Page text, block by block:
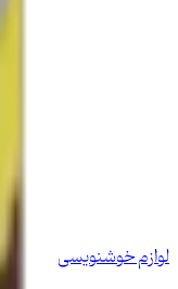
لوازم خوشنویسی